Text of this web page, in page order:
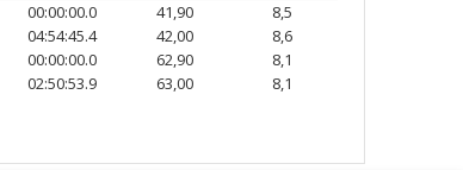
00:00:00.0 41,90
8,5
04:54:45.4 42,00
8,6
00:00:00.0 62,90
8,1
02:50:53.9 63,00 8,1